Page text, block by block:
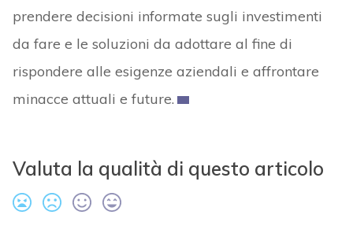
prendere decisioni informate sugli investimenti
da fare e le soluzioni da adottare al fine di
rispondere alle esigenze aziendali e affrontare
minacce attuali e future.
Valuta la qualità di questo articolo